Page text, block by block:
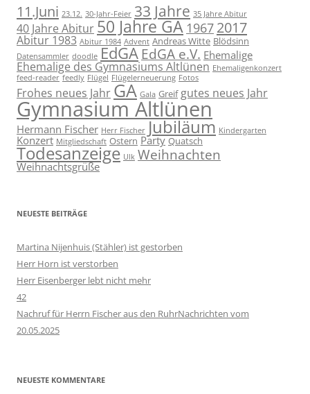
11.Juni 23.12. 30-Jahr-Feier 33 Jahre 35 Jahre Abitur
40 Jahre Abitur 50 Jahre GA 1967 2017
Abitur 1983 Abitur 1984 Advent Andreas Witte Blödsinn
Datensammler doodle EdGA EdGA e.V. Ehemalige
Ehemalige des Gymnasiums Altlünen Ehemaligenkonzert
feed-reader feedly Flügel Flügelerneuerung Fotos
Frohes neues JahrGA Gala Greif gutes neues Jahr
Gymnasium Altlünen
Hermann Fischer Herr Fischer Jubiläum Kindergarten
Konzert Mitgliedschaft Ostern Party Quatsch
Todesanzeige Ulk Weihnachten
Weihnachtsgrüße
NEUESTE BEITRÄGE
Martina Nijenhuis (Stähler) ist gestorben
Herr Horn ist verstorben
Herr Eisenberger lebt nicht mehr
42
Nachruf für Herrn Fischer aus den RuhrNachrichten vom
20.05.2025
NEUESTE KOMMENTARE